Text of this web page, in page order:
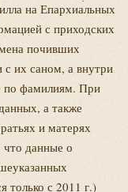
на Епархиальных
с приходских
почивших
с их саном, а внутри
по фамилиям. При
а также
и матерях
что данные о
только с 2011 г.)